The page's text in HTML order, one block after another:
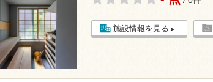
施設情報を見る